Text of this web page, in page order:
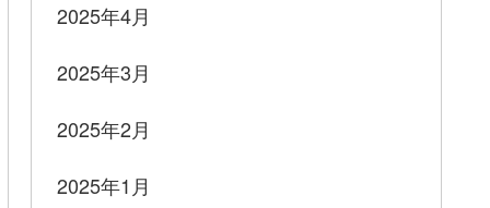
2025年4月
2025年3月
2025年2月
2025年1月